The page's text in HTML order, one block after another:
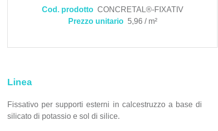
Cod. prodottoCONCRETAL®-FIXATIV
Prezzo unitario5,96 / m²
Linea
Fissativo per supporti esterni in calcestruzzo a base di
silicato di potassio e sol di silice.